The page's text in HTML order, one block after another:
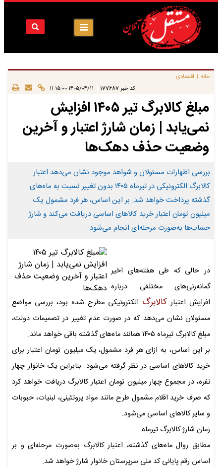
خانه | اقتصادی
کد خبر 177687 ۱۴۰۵/۰۴/۱۱ ۱۱:۱۵:۰۰
مبلغ کالابرگ تیر ۱۴۰۵ افزایش
نمی‌یابد | زمان شارژ اعتبار و آخرین
وضعیت حذف دهک‌ها
بررسی اظهارات مسئولان و شواهد موجود نشان می‌دهد اعتبار
کالابرگ الکترونیکی در تیرماه ۱۴۰۵ بدون تغییر نسبت به ماه‌های
گذشته پرداخت خواهد شد. بر این اساس، هر فرد مشمول یک
میلیون تومان اعتبار خرید کالاهای اساسی دریافت می‌کند و شارژ
حساب‌ها به‌صورت مرحله‌ای انجام می‌شود.
در حالی که طی هفته‌های اخیر
گمانه‌زنی‌های مختلفی درباره
افزایش اعتبار کالابرگ الکترونیکی مطرح شده بود، بررسی مواضع
مسئولان نشان می‌دهد که در صورت عدم تغییر در تصمیمات دولت،
مبلغ کالابرگ تیرماه ۱۴۰۵ همانند ماه‌های گذشته باقی خواهد ماند.
بر این اساس، به ازای هر فرد مشمول، یک میلیون تومان اعتبار برای
خرید کالاهای اساسی در نظر گرفته می‌شود. بنابراین یک خانوار چهار
نفره، در مجموع چهار میلیون تومان اعتبار کالابرگ دریافت خواهد کرد
که صرف خرید اقلام مشمول طرح مانند مواد پروتئینی، لبنیات، حبوبات
و سایر کالاهای اساسی می‌شود.
زمان شارژ کالابرگ تیرماه
مطابق روال ماه‌های گذشته، اعتبار کالابرگ به‌صورت مرحله‌ای و بر
اساس رقم پایانی کد ملی سرپرستان خانوار شارژ خواهد شد.